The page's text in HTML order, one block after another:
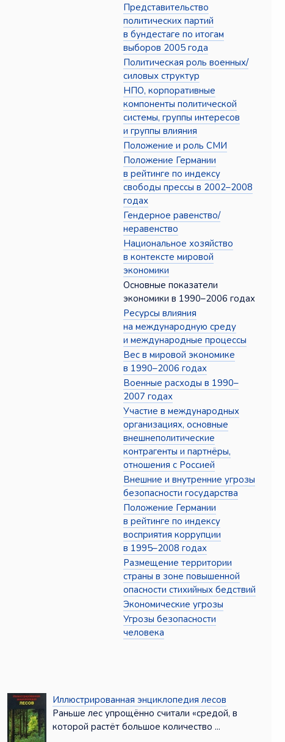
Представительство
политических партий
в бундестаге по итогам
выборов 2005 года
Политическая роль военных/
силовых структур
НПО, корпоративные
компоненты политической
системы, группы интересов
и группы влияния
Положение и роль СМИ
Положение Германии
в рейтинге по индексу
свободы прессы в 2002–2008
годах
Гендерное равенство/
неравенство
Национальное хозяйство
в контексте мировой
экономики
Основные показатели
экономики в 1990–2006 годах
Ресурсы влияния
на международную среду
и международные процессы
Вес в мировой экономике
в 1990–2006 годах
Военные расходы в 1990–
2007 годах
Участие в международных
организациях, основные
внешнеполитические
контрагенты и партнёры,
отношения с Россией
Внешние и внутренние угрозы
безопасности государства
Положение Германии
в рейтинге по индексу
восприятия коррупции
в 1995–2008 годах
Размещение территории
страны в зоне повышенной
опасности стихийных бедствий
Экономические угрозы
Угрозы безопасности
человека
Иллюстрированная энциклопедия лесов
Раньше лес упрощённо считали «средой, в
которой растёт большое количество ...